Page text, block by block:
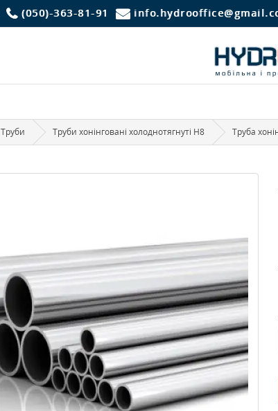
(050)-363-81-91
Труби Труби хонінговані холоднотягнуті H8 Труба